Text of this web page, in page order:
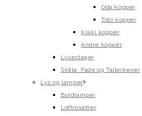
Oda kopper
Toto kopper
Kraki kopper
Andre kopper
Lysestager
Skåle, Fade og Tallerkener
Lys og lamper
Bordlamper
Loftrosetter